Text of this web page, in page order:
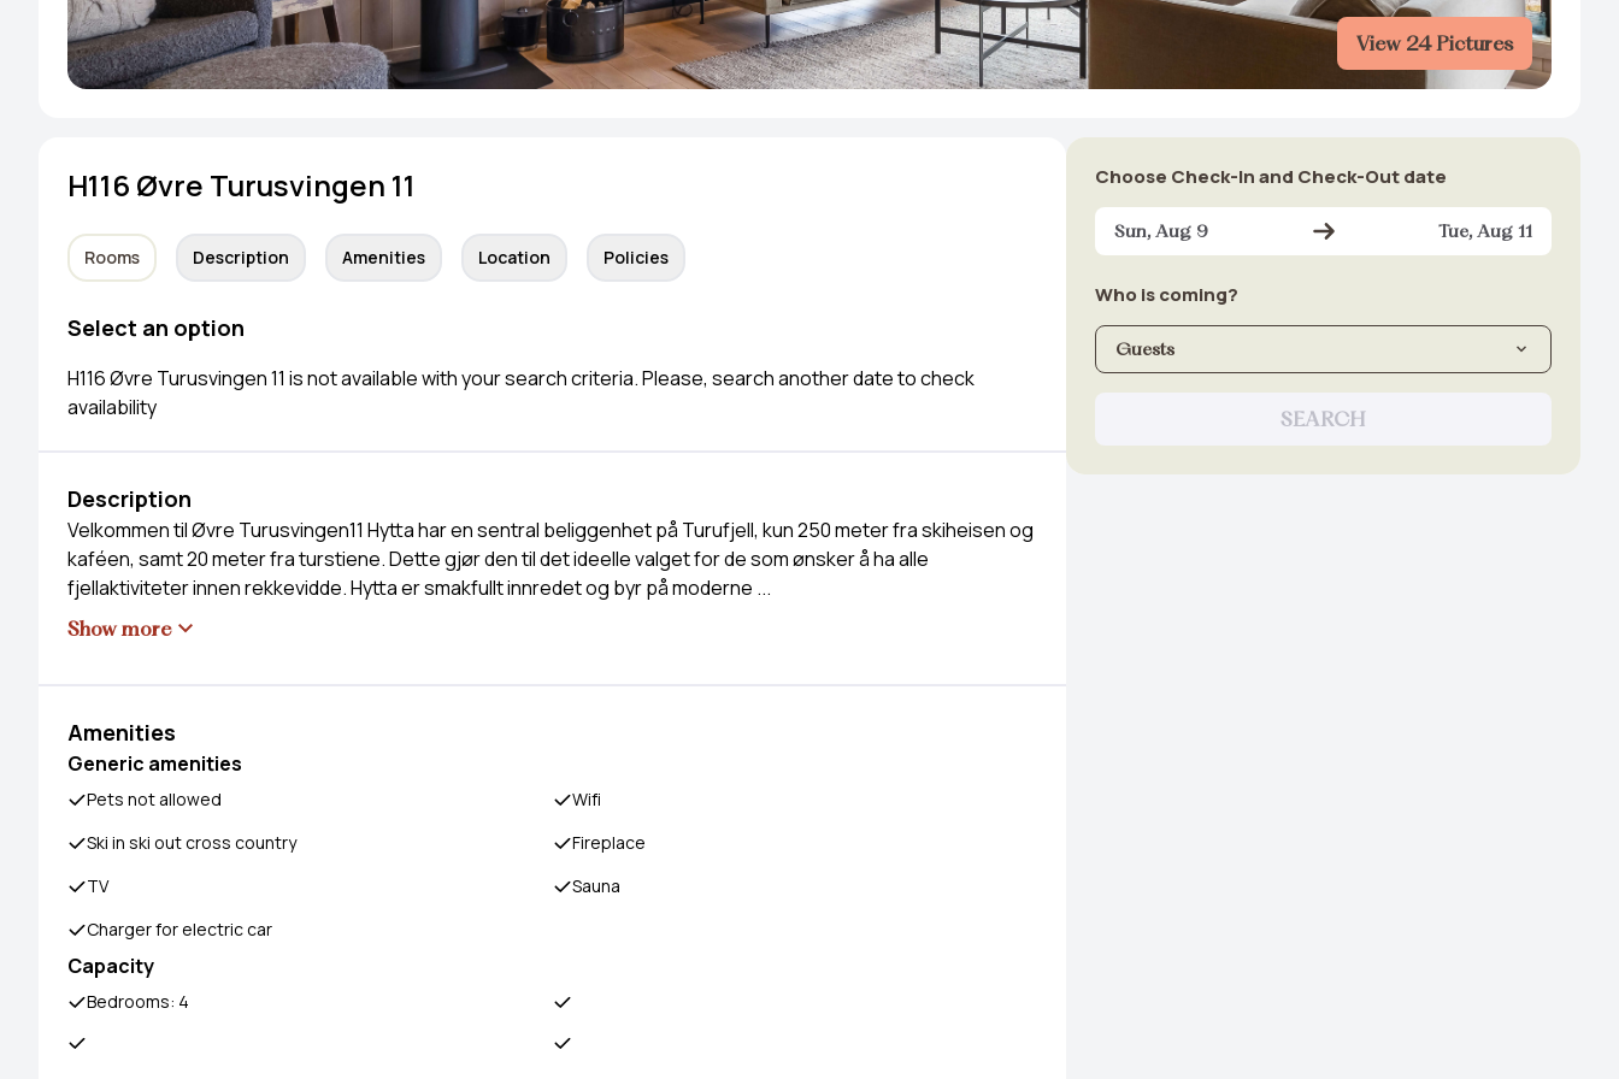
View 24 Pictures
H116 Øvre Turusvingen 11
Rooms Description Amenities Location Policies
Select an option
H116 Øvre Turusvingen 11 is not available with your search criteria. Please, search another date to check
availability
Description
Velkommen til Øvre Turusvingen11 Hytta har en sentral beliggenhet på Turufjell, kun 250 meter fra skiheisen og
kaféen, samt 20 meter fra turstiene. Dette gjør den til det ideelle valget for de som ønsker å ha alle
fjellaktiviteter innen rekkevidde. Hytta er smakfullt innredet og byr på moderne ...
Show more
Amenities
Generic amenities
Pets not allowed
Wifi
Ski in ski out cross country
Fireplace
TV
Sauna
Charger for electric car
Capacity
Bedrooms: 4
Choose Check-In and Check-Out date
Sun, Aug 9 Tue, Aug 11
Who is coming?
Guests
SEARCH